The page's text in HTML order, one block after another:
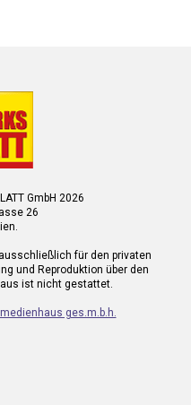
GmbH 2026
26
für den privaten
und Reproduktion über den
ist nicht gestattet.
ges.m.b.h.